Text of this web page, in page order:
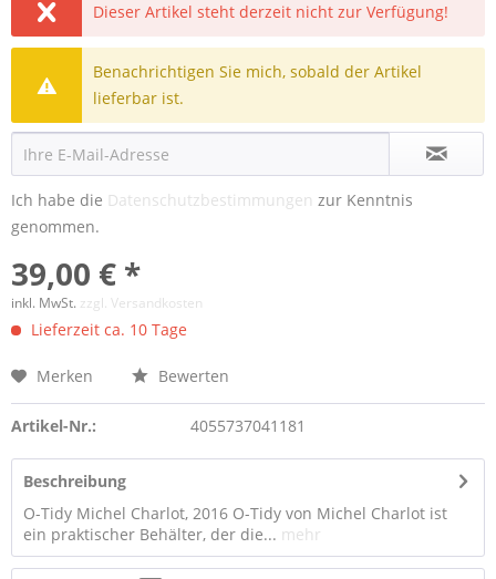
Dieser Artikel steht derzeit nicht zur Verfügung!
Benachrichtigen Sie mich, sobald der Artikel
lieferbar ist.
Ich habe die Datenschutzbestimmungen zur Kenntnis
genommen.
39,00 € *
inkl. MwSt. zzgl. Versandkosten
Lieferzeit ca. 10 Tage
Merken Bewerten
Artikel-Nr.: 4055737041181
Beschreibung
O-Tidy Michel Charlot, 2016 O-Tidy von Michel Charlot ist
ein praktischer Behälter, der die... mehr